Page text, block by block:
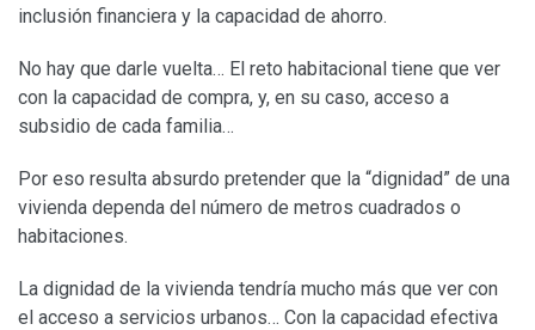
inclusión financiera y la capacidad de ahorro.
No hay que darle vuelta… El reto habitacional tiene que ver
con la capacidad de compra, y, en su caso, acceso a
subsidio de cada familia…
Por eso resulta absurdo pretender que la “dignidad” de una
vivienda dependa del número de metros cuadrados o
habitaciones.
La dignidad de la vivienda tendría mucho más que ver con
el acceso a servicios urbanos… Con la capacidad efectiva